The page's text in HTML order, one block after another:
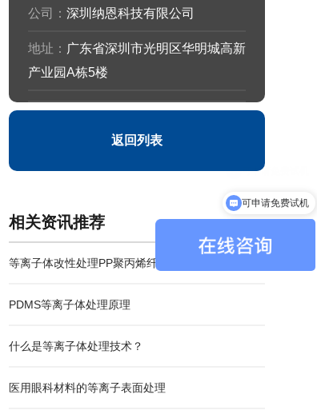
公司： 深圳纳恩科技有限公司
地址： 广东省深圳市光明区华明城高新
产业园A栋5楼
返回列表
相关资讯推荐
等离子体改性处理PP聚丙烯纤维增强混凝土复合材
料结合强度
PDMS等离子体处理原理
什么是等离子体处理技术？
医用眼科材料的等离子表面处理
可申请免费试机